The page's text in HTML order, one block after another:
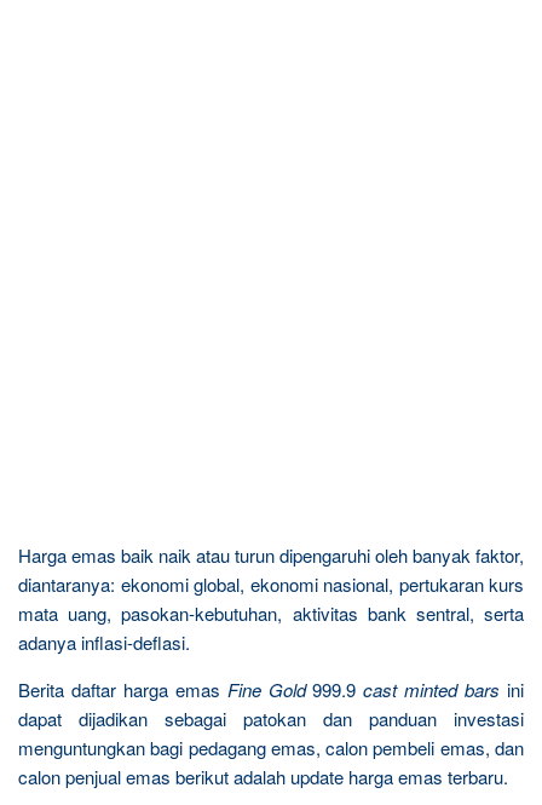
Harga emas baik naik atau turun dipengaruhi oleh banyak faktor,
diantaranya: ekonomi global, ekonomi nasional, pertukaran kurs
mata uang, pasokan-kebutuhan, aktivitas bank sentral, serta
adanya inflasi-deflasi.
Berita daftar harga emas Fine Gold999.9cast minted barsini
dapat dijadikan sebagai patokan dan panduan investasi
menguntungkan bagi pedagang emas, calon pembeli emas, dan
calon penjual emas berikut adalah update harga emas terbaru.